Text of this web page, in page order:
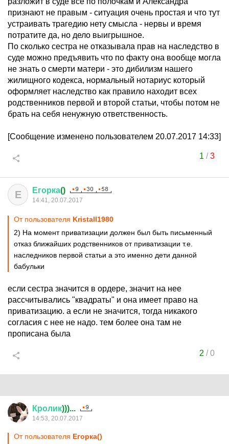
признают не правым - ситуация очень простая и что тут
устраивать трагедию нету смысла - нервы и время
потратите да, но дело выигрышное.
По сколько сестра не отказывала прав на наследство в
суде можно предъявить что по факту она вообще могла
не знать о смерти матери - это дибилизм нашего
жилищного кодекса, нормальный нотариус который
оформляет наследство как правило находит всех
родственников первой и второй статьи, чтобы потом не
брать на себя ненужную ответственность.
[Сообщение изменено пользователем 20.07.2017 14:33]
1 /3
Е Егорка()
14:41, 20.07.2017
От пользователя Kristall1980
2) На момент приватизации должен был быть письменный
отказ ближайших родственников от приватизации т.е.
наследников первой статьи а это именно дети данной
бабульки
если сестра значится в ордере, значит на нее
рассчитывались "квадраты" и она имеет право на
приватизацию. а если не значится, тогда никакого
согласия с нее не надо. тем более она там не
прописана была
2 /0
Кролик)))...
14:53, 20.07.2017
От пользователя Егорка()